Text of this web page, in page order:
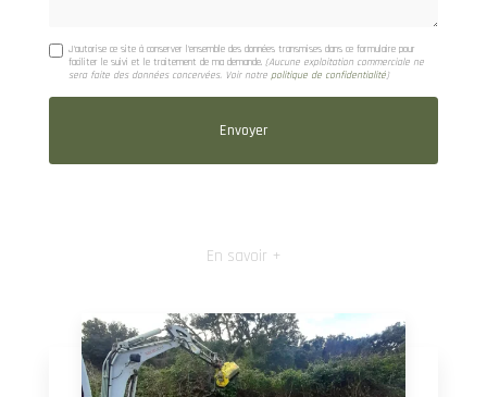
J'autorise ce site à conserver l'ensemble des données transmises dans ce formulaire pour
faciliter le suivi et le traitement de ma demande.(Aucune exploitation commerciale ne
sera faite des données concervées. Voir notrepolitique de confidentialité)
En savoir +